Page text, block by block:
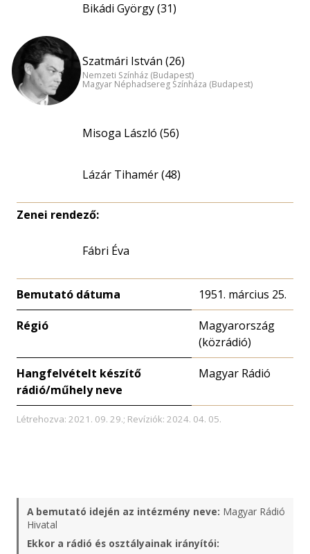
Bikádi György (31)
Szatmári István (26)
Nemzeti Színház (Budapest)
Magyar Néphadsereg Színháza (Budapest)
Misoga László (56)
Lázár Tihamér (48)
Zenei rendező:
Fábri Éva
Bemutató dátuma 1951. március 25.
Régió
Magyarország
(közrádió)
Hangfelvételt készítő
rádió/műhely neve
Magyar Rádió
Létrehozva: 2021. 09. 29.; Revíziók: 2024. 04. 05.
A bemutató idején az intézmény neve: Magyar Rádió
Hivatal
Ekkor a rádió és osztályainak irányítói: